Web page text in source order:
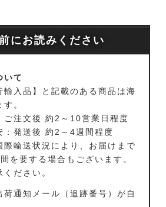
にお読みください
いて
輸入品】と記載のある商品は海
。
ご注文後 約2～10営業日程度
：発送後 約2～4週間程度
輸送状況により、お届けまで
を要する場合もございます。
ださい。
荷通知メール（追跡番号）が自